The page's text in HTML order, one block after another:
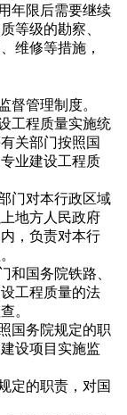
年限后需要继续
等级的勘察、
维修等措施，
管理制度。
工程质量实施统
关部门按照国
业建设工程质
门对本行政区域
地方人民政府
，负责对本行
国务院铁路、
工程质量的法
。
国务院规定的职
设项目实施监
定的职责，对国